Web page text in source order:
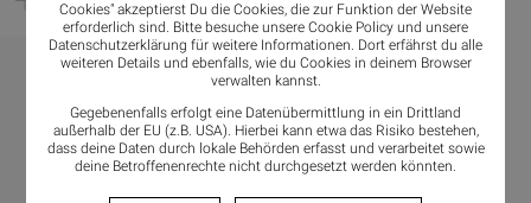
Cookies" akzeptierst Du die Cookies, die zur Funktion der Website
erforderlich sind. Bitte besuche unsere Cookie Policy und unsere
Datenschutzerklärung für weitere Informationen. Dort erfährst du alle
weiteren Details und ebenfalls, wie du Cookies in deinem Browser
verwalten kannst.
Gegebenenfalls erfolgt eine Datenübermittlung in ein Drittland
außerhalb der EU (z.B. USA). Hierbei kann etwa das Risiko bestehen,
dass deine Daten durch lokale Behörden erfasst und verarbeitet sowie
deine Betroffenenrechte nicht durchgesetzt werden könnten.